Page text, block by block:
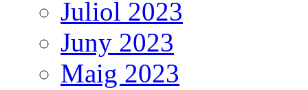
Juliol 2023
Juny 2023
Maig 2023